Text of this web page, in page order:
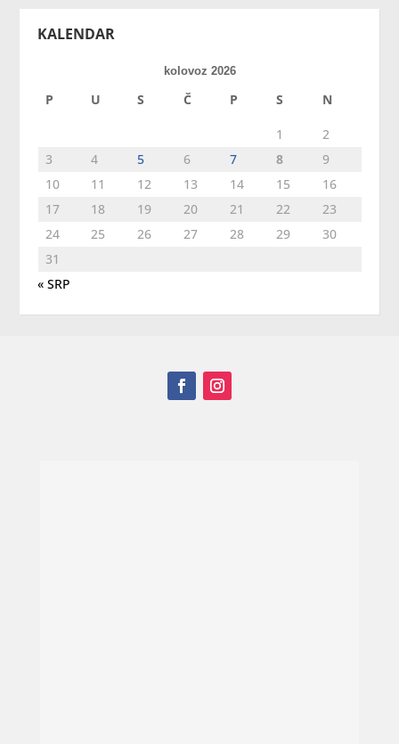
KALENDAR
kolovoz 2026
P U S Č P S N
1
2
3
4 5 6 7 8
9
10
11 12 13 14 15
16
17
18 19 20 21 22
23
24
25 26 27 28 29
30
31
« SRP